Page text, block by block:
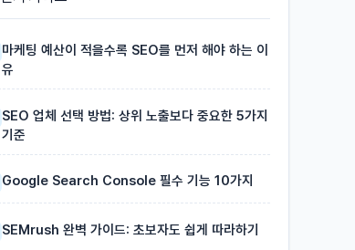
마케팅 예산이 적을수록 SEO를 먼저 해야 하는 이
유
SEO 업체 선택 방법: 상위 노출보다 중요한 5가지
기준
Google Search Console 필수 기능 10가지
SEMrush 완벽 가이드: 초보자도 쉽게 따라하기